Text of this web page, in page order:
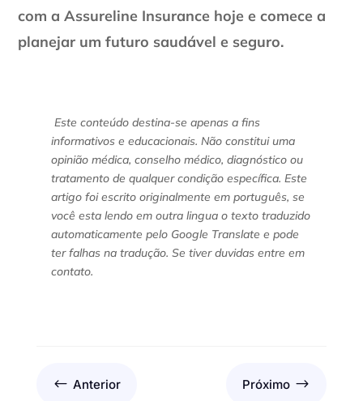
com a Assureline Insurance hoje e comece a
planejar um futuro saudável e seguro.
Este conteúdo destina-se apenas a fins
informativos e educacionais. Não constitui uma
opinião médica, conselho médico, diagnóstico ou
tratamento de qualquer condição específica. Este
artigo foi escrito originalmente em português, se
você esta lendo em outra lingua o texto traduzido
automaticamente pelo Google Translate e pode
ter falhas na tradução. Se tiver duvidas entre em
contato.
# Anterior Próximo $